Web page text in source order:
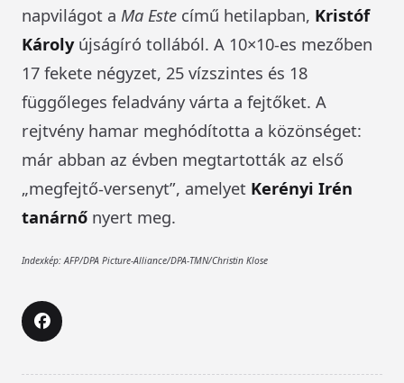
napvilágot a Ma Este című hetilapban, Kristóf
Károlyújságíró tollából. A 10×10-es mezőben
17 fekete négyzet, 25 vízszintes és 18
függőleges feladvány várta a fejtőket. A
rejtvény hamar meghódította a közönséget:
már abban az évben megtartották az első
„megfejtő-versenyt”, amelyet Kerényi Irén
tanárnő nyert meg.
Indexkép: AFP/DPA Picture-Alliance/DPA-TMN/Christin Klose